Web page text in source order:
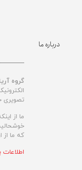
درباره ما
گروه
تصویری
ما از
که ما از
اطلاعات